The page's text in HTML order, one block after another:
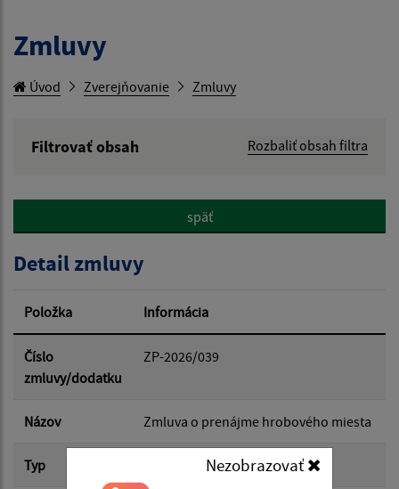
Nezobrazovať
Zmluvy
Úvod Zverejňovanie Zmluvy
Filtrovať obsah
Rozbaliť obsah filtra
Hľadať v:
Dátum od:
Dátum do:
Suma od:
späť
Detail zmluvy
Položka Informácia
Číslo
zmluvy/dodatku
ZP-2026/039
Názov Zmluva o prenájme hrobového miesta
Typ Hlavná zmluva